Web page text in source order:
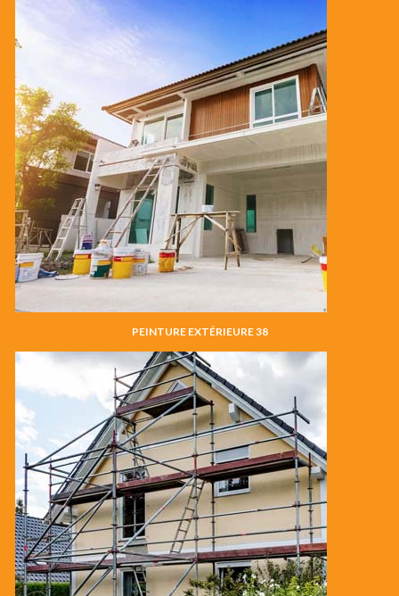
PEINTURE EXTÉRIEURE 38